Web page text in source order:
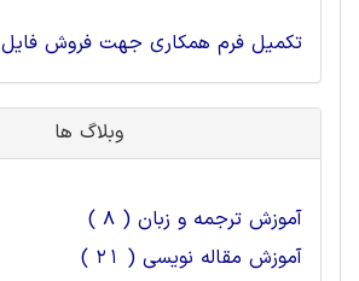
تکمیل فرم همکاری جهت فروش فایل
وبلاگ ها
آموزش ترجمه و زبان ( 8 )
آموزش مقاله نویسی ( 21 )